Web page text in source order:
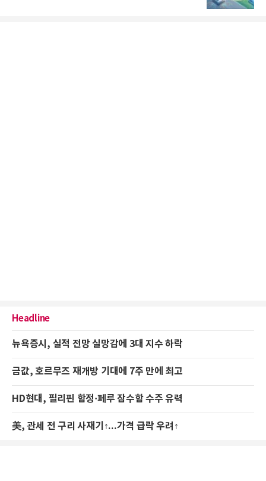
Headline
뉴욕증시, 실적 전망 실망감에 3대 지수 하락
금값, 호르무즈 재개방 기대에 7주 만에 최고
HD현대, 필리핀 함정·페루 잠수함 수주 유력
美, 관세 전 구리 사재기↑...가격 급락 우려↑